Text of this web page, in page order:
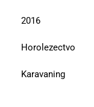
2016
Horolezectvo
Karavaning